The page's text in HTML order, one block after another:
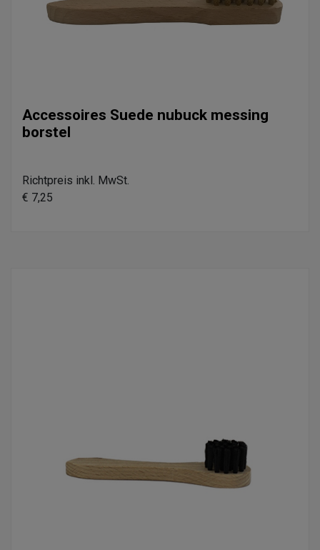
Accessoires Suede nubuck messing
borstel
Richtpreis inkl. MwSt.
€ 7,25